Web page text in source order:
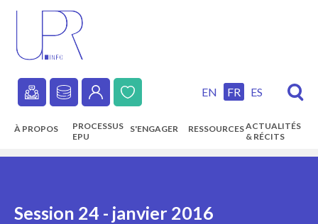
content
Secondary
navigation
EN FR ES
Main
À PROPOS
PROCESSUS
EPU
S'ENGAGER RESSOURCESACTUALITÉS
& RÉCITS
Session 24 - janvier 2016